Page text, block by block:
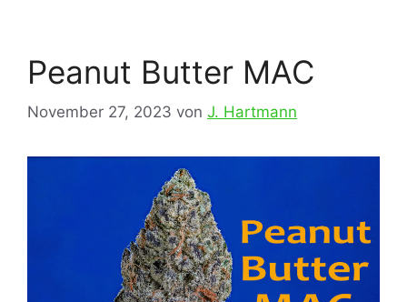
Peanut Butter MAC
November 27, 2023 von J. Hartmann